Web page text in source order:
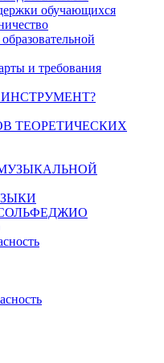
обучающихся
и требования
ТЕОРЕТИЧЕСКИХ